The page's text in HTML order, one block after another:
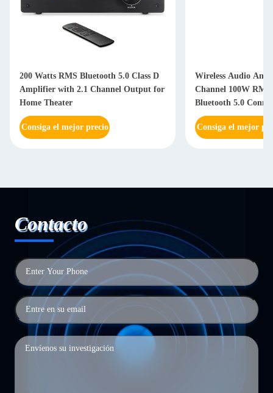
200 Watts RMS Bluetooth 5.0 Class D
Amplifier with 2.1 Channel Output for
Home Theater
Consiga el mejor precio
Wireless Audio
Channel 100W
Bluetooth 5.0
Consiga el mejor
Contacto